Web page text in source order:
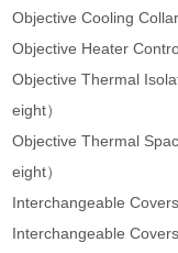
Objective Cooling
Objective Heater
Objective Thermal
eight）
Objective Thermal
eight）
Interchangeable
Interchangeable